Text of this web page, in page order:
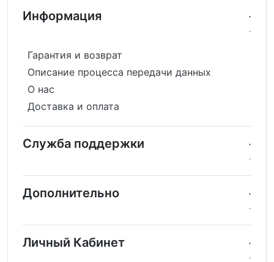
Информация
Гарантия и возврат
Описание процесса передачи данных
О нас
Доставка и оплата
Служба поддержки
Дополнительно
Личный Кабинет